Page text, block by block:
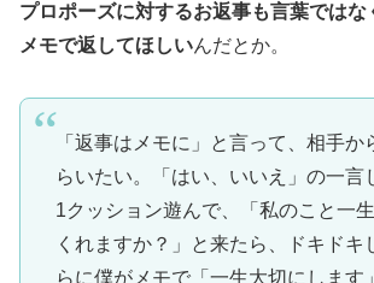
プロポーズに対するお返事も言葉ではな
メモで返してほしいんだとか。
「返事はメモに」と言って、相手か
らいたい。「はい、いいえ」の一言
1クッション遊んで、「私のこと一
くれますか？」と来たら、ドキドキ
らに僕がメモで「一生大切にします